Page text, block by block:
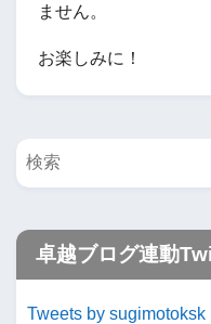
ません。
お楽しみに！
卓越ブログ連動
Tweets by sugimotoksk